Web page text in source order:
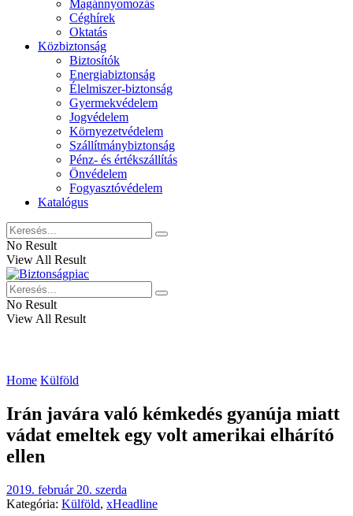
Magánnyomozás
Céghírek
Oktatás
Közbiztonság
Biztosítók
Energiabiztonság
Élelmiszer-biztonság
Gyermekvédelem
Jogvédelem
Környezetvédelem
Szállítmánybiztonság
Pénz- és értékszállítás
Önvédelem
Fogyasztóvédelem
Katalógus
No Result
View All Result
No Result
View All Result
Home Külföld
Irán javára való kémkedés gyanúja miatt
vádat emeltek egy volt amerikai elhárító
ellen
2019. február 20. szerda
Kategória: Külföld, xHeadline